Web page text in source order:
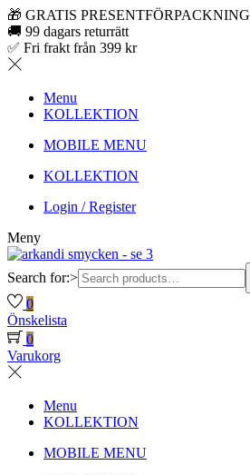
🎁 GRATIS PRESENTFÖRPACKNING
🚚 99 dagars returrätt
✅ Fri frakt från 399 kr
Menu
KOLLEKTION
MOBILE MENU
KOLLEKTION
Login / Register
Meny
Search for:>
0
Önskelista
0
Varukorg
Menu
KOLLEKTION
MOBILE MENU